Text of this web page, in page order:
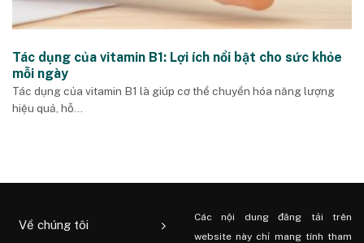
Tác dụng của vitamin B1: Lợi ích nổi bật cho sức khỏe
mỗi ngày
Tác dụng của vitamin B1 là giúp cơ thể chuyển hóa năng lượng
hiệu quả, hỗ...
Về chúng tôi
Các nội dung đăng tải trên
website này chỉ mang tính tham